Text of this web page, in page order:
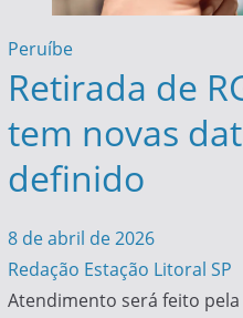
Peruíbe
Retirada de
tem novas
definido
8 de abril de 2026
Redação Estação Litoral SP
Atendimento será feito